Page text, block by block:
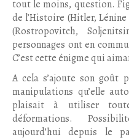
tout le moins, question.
de l’Histoire (Hitler,
(Rostropovitch,
personnages ont en
C’est cette énigme qui
A cela s’ajoute son goût
manipulations qu’elle
plaisait à utiliser
déformations.
aujourd’hui depuis le